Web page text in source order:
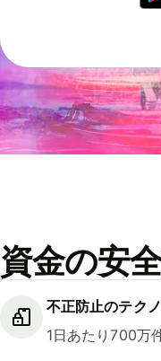
資金の安
不正防止のテク
1日あたり700万